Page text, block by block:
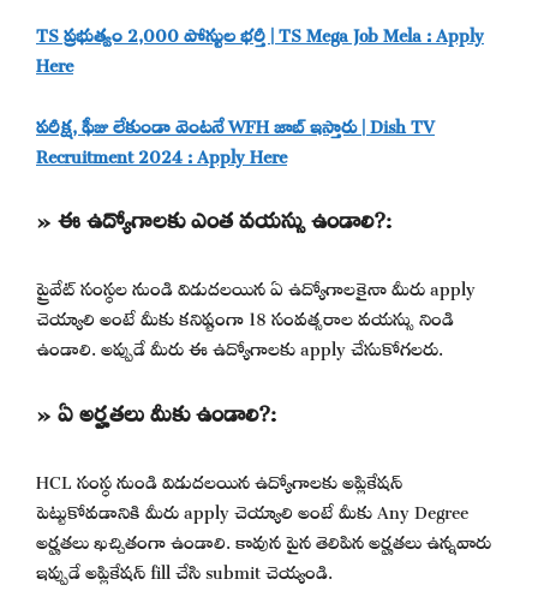
TS ప్రభుత్వం 2,000 పోస్టుల భర్తీ | TS Mega Job Mela : Apply
Here
పరీక్ష, ఫీజు లేకుండా వెంటనే WFH జాబ్ ఇస్తారు | Dish TV
Recruitment 2024 : Apply Here
» ఈ ఉద్యోగాలకు ఎంత వయస్సు ఉండాలి?:
ప్రైవేట్ సంస్థల నుండి విడుదలయిన ఏ ఉద్యోగాలకైనా మీరు apply
చెయ్యాలి అంటే మీకు కనిష్టంగా 18 సంవత్సరాల వయస్సు నిండి
ఉండాలి. అప్పుడే మీరు ఈ ఉద్యోగాలకు apply చేసుకోగలరు.
» ఏ అర్హతలు మీకు ఉండాలి?:
HCL సంస్థ నుండి విడుదలయిన ఉద్యోగాలకు అప్లికేషన్
పెట్టుకోవడానికి మీరు apply చెయ్యాలి అంటే మీకు Any Degree
అర్హతలు ఖచ్చితంగా ఉండాలి. కావున పైన తెలిపిన అర్హతలు ఉన్నవారు
ఇప్పుడే అప్లికేషన్ fill చేసి submit చెయ్యండి.